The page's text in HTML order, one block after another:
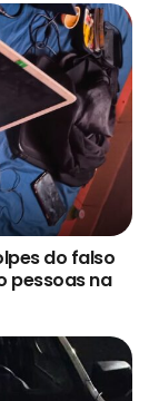
do falso
pessoas na